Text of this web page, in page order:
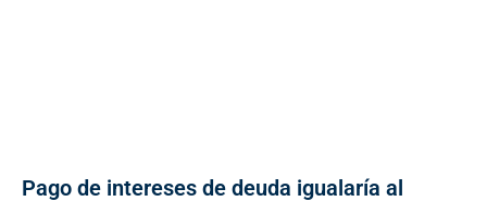
Pago de intereses de deuda igualaría al